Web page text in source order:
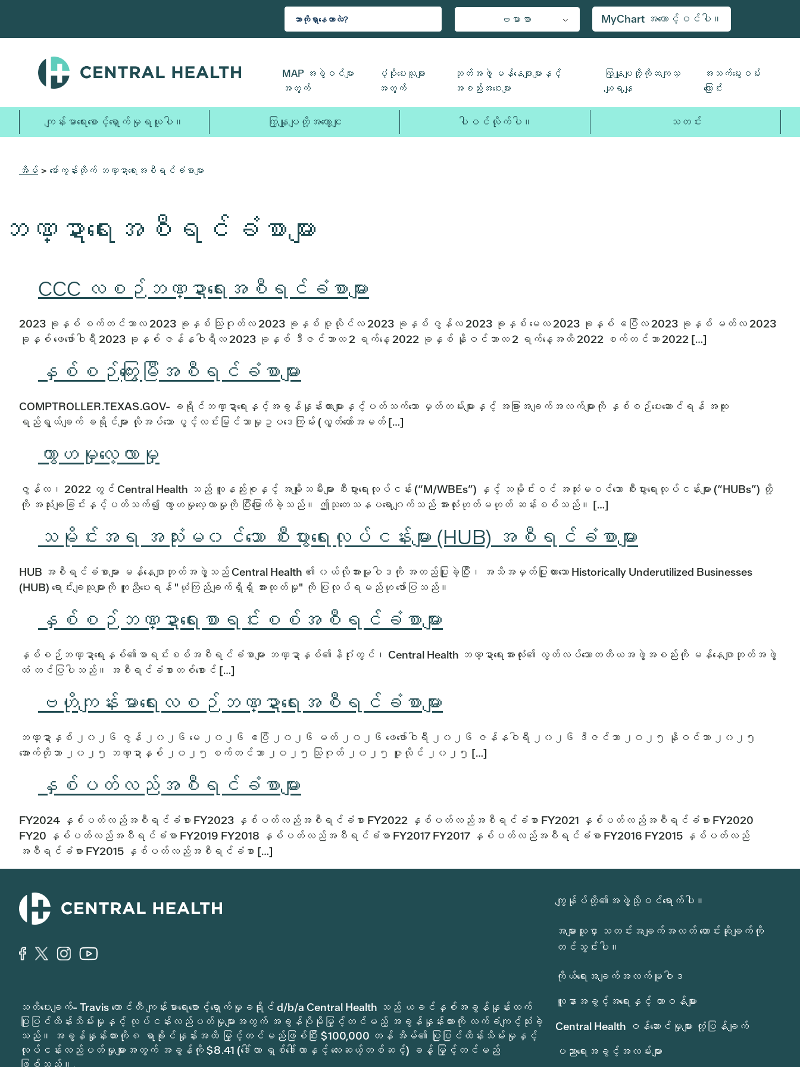
သို့
ပါ။
ဗမာစာ MyChart အကောင့်ဝင်ပါ။
MAP အဖွဲ့ဝင်များ
အတွက်
ပံ့ပိုးပေးသူများ
အတွက်
ဘုတ်အဖွဲ့ မန်နေဂျာများနှင့်
အစည်းအဝေးများ
ကြှနျုပျတို့ကိုဆကျသှ
ယျရနျ
အသက်မွေးဝမ်း
ကြောင်း
ကျန်းမာရေးစောင့်ရှောက်မှုရယူပါ။ ကြှနျုပျတို့အကွောငျး ပါဝင်လိုက်ပါ။ သတင်း
အိမ် > မော်ကွန်းတိုက် ဘဏ္ဍာရေးအစီရင်ခံစာများ
ဘဏ္ဍာရေးအစီရင်ခံစာများ
CCC လစဉ်ဘဏ္ဍာရေးအစီရင်ခံစာများ
2023 ခုနှစ် စက်တင်ဘာလ 2023 ခုနှစ် သြဂုတ်လ 2023 ခုနှစ် ဇူလိုင်လ 2023 ခုနှစ် ဇွန်လ 2023 ခုနှစ် မေလ 2023 ခုနှစ် ဧပြီလ 2023 ခုနှစ် မတ်လ 2023
ခုနှစ် ဖေဖော်ဝါရီ 2023 ခုနှစ် ဇန်နဝါရီလ 2023 ခုနှစ် ဒီဇင်ဘာလ 2 ရက်နေ့ 2022 ခုနှစ် နိုဝင်ဘာလ 2 ရက်နေ့အထိ 2022 စက်တင်ဘာ 2022 […]
နှစ်စဉ်ကြွေးမြီအစီရင်ခံစာများ
COMPTROLLER.TEXAS.GOV- ခရိုင်ဘဏ္ဍာရေးနှင့်အခွန်နှုန်းထားများနှင့်ပတ်သက်သော မှတ်တမ်းများနှင့် အခြားအချက်အလက်များကို နှစ်စဉ်ပေးဆောင်ရန် အထူး
ရည်ရွယ်ချက် ခရိုင်များ လိုအပ်သော ပွင့်လင်းမြင်သာမှုဥပဒေကြမ်း (လွှတ်တော်အမတ် […]
ကွာဟမှုလေ့လာမှု
ဇွန်လ၊ 2022 တွင် Central Health သည် လူနည်းစုနှင့် အမျိုးသမီးများ စီးပွားရေးလုပ်ငန်း (“M/WBEs”) နှင့် သမိုင်းဝင် အသုံးမဝင်သော စီးပွားရေးလုပ်ငန်းများ (“HUBs”) တို့
ကို အသုံးချခြင်းနှင့်ပတ်သက်၍ ကွာဟမှုလေ့လာမှုကို ပြီးမြောက်ခဲ့သည်။ ဤသုတေသနပရောဂျက်သည် အားလုံးဟုတ်မဟုတ် ဆန်းစစ်သည်။ […]
သမိုင်းအရ အသုံးမ၀င်သော စီးပွားရေးလုပ်ငန်းများ (HUB) အစီရင်ခံစာများ
HUB အစီရင်ခံစာများ မန်နေဂျာဘုတ်အဖွဲ့သည် Central Health ၏ ၀ယ်လိုအားမူဝါဒကို အတည်ပြုခဲ့ပြီး၊ အသိအမှတ်ပြုထားသော Historically Underutilized Businesses
(HUB) ရောင်းချသူများကို ကူညီပေးရန် "ယုံကြည်ချက်ရှိရှိ အားထုတ်မှု" ကို ပြုလုပ်ရမည်ဟု ဖော်ပြသည်။
နှစ်စဉ်ဘဏ္ဍာရေးစာရင်းစစ်အစီရင်ခံစာများ
နှစ်စဉ်ဘဏ္ဍာရေးနှစ်၏စာရင်းစစ်အစီရင်ခံစာများ ဘဏ္ဍာနှစ်၏နိဂုံးတွင်၊ Central Health ဘဏ္ဍာရေးအားလုံး၏ လွတ်လပ်သောတတိယအဖွဲ့အစည်းကို မန်နေဂျာဘုတ်အဖွဲ့
ထံ တင်ပြပါသည်။ အစီရင်ခံစာတစ်စောင် […]
ဗဟိုကျန်းမာရေးလစဉ်ဘဏ္ဍာရေးအစီရင်ခံစာများ
ဘဏ္ဍာနှစ် ၂၀၂၆ ဇွန် ၂၀၂၆ မေ ၂၀၂၆ ဧပြီ ၂၀၂၆ မတ် ၂၀၂၆ ဖေဖော်ဝါရီ ၂၀၂၆ ဇန်နဝါရီ ၂၀၂၆ ဒီဇင်ဘာ ၂၀၂၅ နိုဝင်ဘာ ၂၀၂၅
အောက်တိုဘာ ၂၀၂၅ ဘဏ္ဍာနှစ် ၂၀၂၅ စက်တင်ဘာ ၂၀၂၅ သြဂုတ် ၂၀၂၅ ဇူလိုင် ၂၀၂၅ […]
နှစ်ပတ်လည်အစီရင်ခံစာများ
FY2024 နှစ်ပတ်လည်အစီရင်ခံစာ FY2023 နှစ်ပတ်လည်အစီရင်ခံစာ FY2022 နှစ်ပတ်လည်အစီရင်ခံစာ FY2021 နှစ်ပတ်လည်အစီရင်ခံစာ FY2020
FY20 နှစ်ပတ်လည်အစီရင်ခံစာ FY2019 FY2018 နှစ်ပတ်လည်အစီရင်ခံစာ FY2017 FY2017 နှစ်ပတ်လည်အစီရင်ခံစာ FY2016 FY2015 နှစ်ပတ်လည်
အစီရင်ခံစာ FY2015 နှစ်ပတ်လည်အစီရင်ခံစာ […]
သတိပေးချက်- Travis ကောင်တီ ကျန်းမာရေးစောင့်ရှောက်မှုခရိုင် d/b/a Central Health သည် ယခင်နှစ်အခွန်နှုန်းထက်
ပြုပြင်ထိန်းသိမ်းမှုနှင့် လုပ်ငန်းလည်ပတ်မှုများအတွက် အခွန်ပိုမိုမြှင့်တင်မည့် အခွန်နှုန်းထားကို လက်ခံကျင့်သုံးခဲ့
သည်။ အခွန်နှုန်းထားကို ၈ ရာခိုင်နှုန်းအထိ မြှင့်တင်မည်ဖြစ်ပြီး $100,000 တန် အိမ်၏ ပြုပြင်ထိန်းသိမ်းမှုနှင့်
လုပ်ငန်းလည်ပတ်မှုများအတွက် အခွန်ကို $8.41 (ဒေါ်လာ ရှစ်ဒေါ်လာနှင့် လေးဆယ့်တစ်ဆင့်) ခန့် မြှင့်တင်မည်
ကျွန်ုပ်တို့၏အဖွဲ့သို့ဝင်ရောက်ပါ။
အများသူငှာ သတင်းအချက်အလတ် တောင်းဆိုချက်ကို
တင်သွင်းပါ။
ကိုယ်ရေးအချက်အလက်မူဝါဒ
လူနာအခွင့်အရေးနှင့် တာဝန်များ
Central Health ဝန်ဆောင်မှုများ တုံ့ပြန်ချက်
ပညာရေးအခွင့်အလမ်းများ